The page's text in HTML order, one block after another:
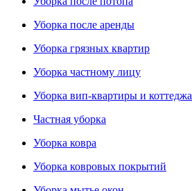
Уборка после аренды
Уборка грязных квартир
Уборка частному лицу
Уборка вип-квартиры и коттеджа
Частная уборка
Уборка ковра
Уборка ковровых покрытий